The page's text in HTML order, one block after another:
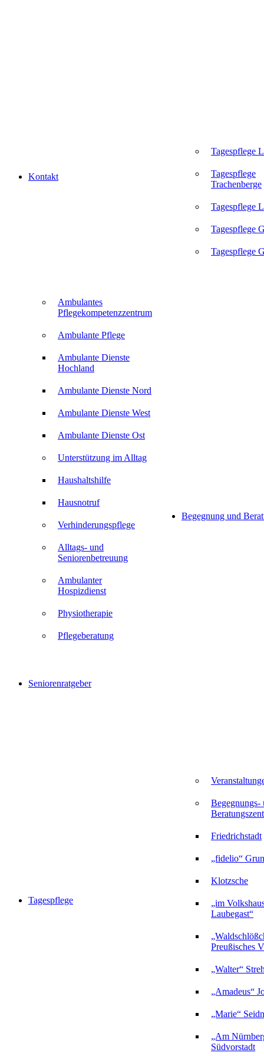
Kontakt
Seniorenratgeber
Ambulantes
Pflegekompetenzzentrum
Ambulante Pflege
Ambulante Dienste
Hochland
Ambulante Dienste Nord
Ambulante Dienste West
Ambulante Dienste Ost
Unterstützung im Alltag
Haushaltshilfe
Hausnotruf
Verhinderungspflege
Alltags- und
Seniorenbetreuung
Ambulanter
Hospizdienst
Physiotherapie
Pflegeberatung
Tagespflege
Tagespflege
Tagespflege
Trachenberge
Tagespflege
Tagespflege
Tagespflege
Begegnung und
Begegnungs-
Friedrichstadt
„fidelio“
Klotzsche
„im
Laubegast“
Preußisches
„Walter“
„Amadeus“
„Marie“
„Am
Südvorstadt